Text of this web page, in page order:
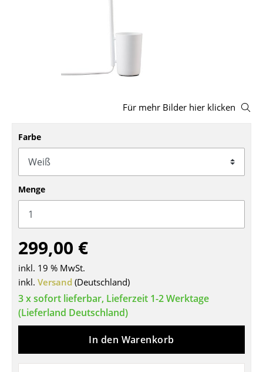
Schaukelstühle
Bürodrehstühle
Bürosessel
Einzelteile
... alle Sitzmöbel
Tische
Esstische
Beistelltische
Für mehr Bilder hier klicken
Farbe
Menge
299,00 €
inkl. 19 % MwSt.
inkl. Versand (Deutschland)
3 x sofort lieferbar, Lieferzeit 1-2 Werktage
(Lieferland Deutschland)
In den Warenkorb